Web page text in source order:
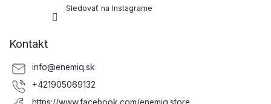
Sledovať na Instagrame
Kontakt
info@enemiq.sk
+421905069132
https://www.facebook.com/enemiq.store